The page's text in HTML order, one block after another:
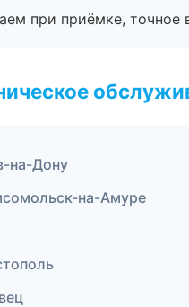
при приёмке, точное
на-Дону
на-Амуре